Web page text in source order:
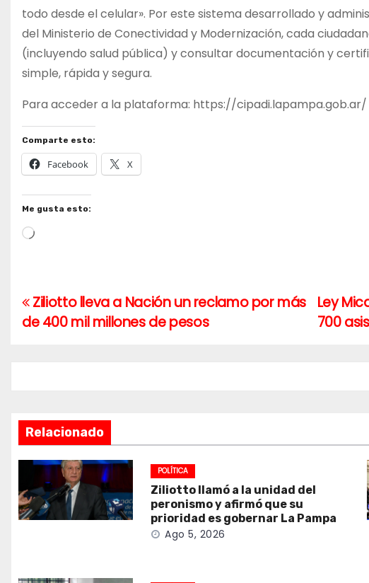
todo desde el celular». Por este sistema desarrollado y
del Ministerio de Conectividad y Modernización, cada
(incluyendo salud pública) y consultar documentación y
simple, rápida y segura.
Para acceder a la plataforma: https://cipadi.lapampa.gob.ar/
Comparte esto:
Facebook X
Me gusta esto:
Cargando...
Navegación
de
Ley
700
Ziliotto lleva a Nación un reclamo por más
de 400 mil millones de pesos
Relacionado
POLÍTICA
Ziliotto llamó a la unidad del
peronismo y afirmó que su
prioridad es gobernar La Pampa
Ago 5, 2026